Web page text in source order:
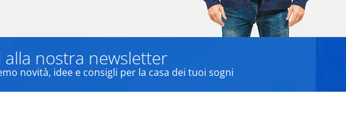
alla nostra newsletter
novità, idee e consigli per la casa dei tuoi sogni